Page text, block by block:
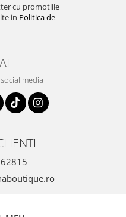
cu promotiile
in Politica de
media